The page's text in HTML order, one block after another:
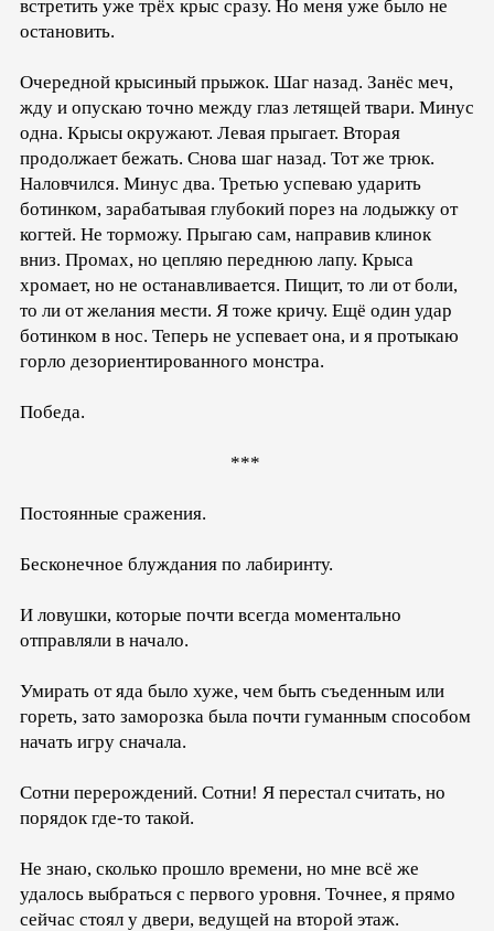
встретить уже трёх крыс сразу. Но меня уже было не
остановить.
Очередной крысиный прыжок. Шаг назад. Занёс меч,
жду и опускаю точно между глаз летящей твари. Минус
одна. Крысы окружают. Левая прыгает. Вторая
продолжает бежать. Снова шаг назад. Тот же трюк.
Наловчился. Минус два. Третью успеваю ударить
ботинком, зарабатывая глубокий порез на лодыжку от
когтей. Не торможу. Прыгаю сам, направив клинок
вниз. Промах, но цепляю переднюю лапу. Крыса
хромает, но не останавливается. Пищит, то ли от боли,
то ли от желания мести. Я тоже кричу. Ещё один удар
ботинком в нос. Теперь не успевает она, и я протыкаю
горло дезориентированного монстра.
Победа.
***
Постоянные сражения.
Бесконечное блуждания по лабиринту.
И ловушки, которые почти всегда моментально
отправляли в начало.
Умирать от яда было хуже, чем быть съеденным или
гореть, зато заморозка была почти гуманным способом
начать игру сначала.
Сотни перерождений. Сотни! Я перестал считать, но
порядок где-то такой.
Не знаю, сколько прошло времени, но мне всё же
удалось выбраться с первого уровня. Точнее, я прямо
сейчас стоял у двери, ведущей на второй этаж.